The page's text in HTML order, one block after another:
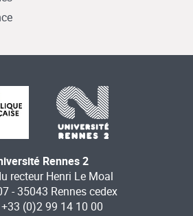
Rennes 2
recteur Henri Le Moal
- 35043 Rennes cedex
(0)2 99 14 10 00